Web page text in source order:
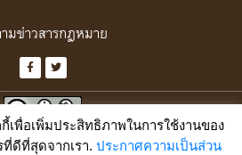
มข่าวสารกฎหมาย
น เฉพาะงานสร้างสรรค์ของเว็บนี้ อนุญาตให้นำไป
เพื่อเพิ่มประสิทธิภาพในการใช้งานของ
ดีที่สุดจากเรา. ประกาศความเป็นส่วน